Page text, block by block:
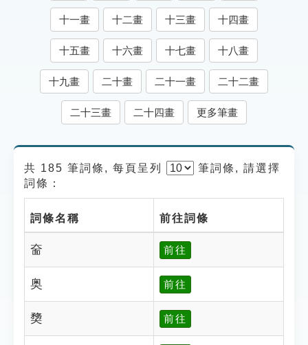
單字索引
生命大百科索引
遊戲專區
貓頭鷹博士
十一畫 十二畫 十三畫 十四畫
十五畫 十六畫 十七畫 十八畫
十九畫 二十畫 二十一畫 二十二畫
二十三畫 二十四畫 更多筆畫
共 185 筆詞條, 每頁呈列 筆詞條, 請選擇
詞條：
詞條名稱 前往詞條
奤 前往
奥 前往
奦 前往